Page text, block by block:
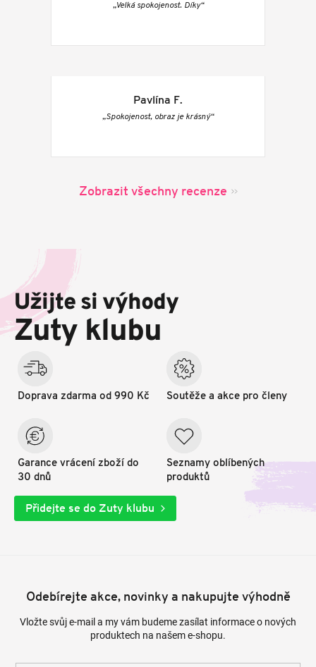
„Velká spokojenost. Díky“
Pavlína F.
„Spokojenost, obraz je krásný“
Zobrazit všechny recenze
a
í
Užijte si výhody
Zuty klubu
Doprava zdarma od 990 Kč
Garance vrácení zboží do
30 dnů
Soutěže a akce pro členy
Seznamy oblíbených
produktů
Přidejte se do Zuty klubu
Odebírejte akce, novinky a nakupujte výhodně
Vložte svůj e-mail a my vám budeme zasílat informace o nových
produktech na našem e-shopu.